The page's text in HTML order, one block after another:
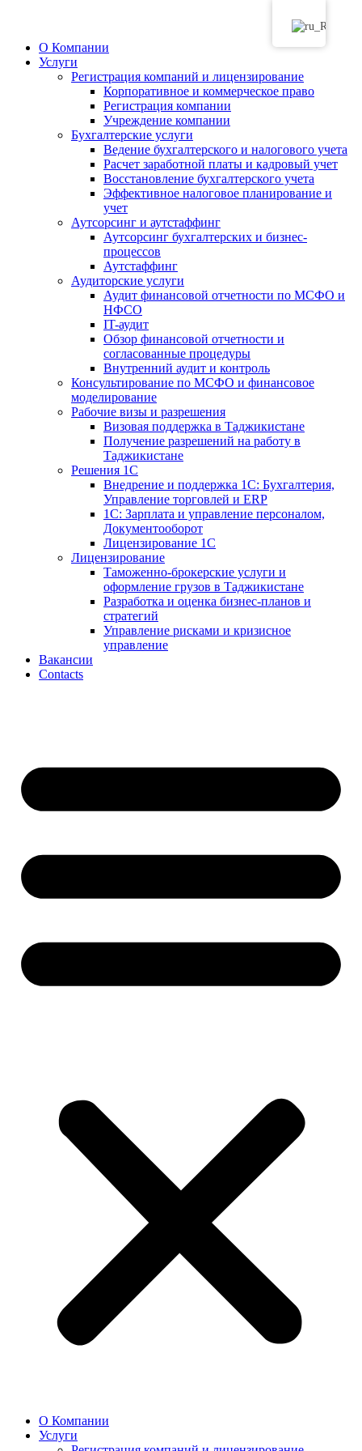
О Компании
Услуги
Регистрация компаний и лицензирование
Корпоративное и коммерческое право
Регистрация компании
Учреждение компании
Бухгалтерские услуги
Ведение бухгалтерского и налогового учета
Расчет заработной платы и кадровый учет
Восстановление бухгалтерского учета
Эффективное налоговое планирование и
учет
Аутсорсинг и аутстаффинг
Аутсорсинг бухгалтерских и бизнес-
процессов
Аутстаффинг
Аудиторские услуги
Аудит финансовой отчетности по МСФО и
НФСО
IT-аудит
Обзор финансовой отчетности и
согласованные процедуры
Внутренний аудит и контроль
Консультирование по МСФО и финансовое
моделирование
Рабочие визы и разрешения
Визовая поддержка в Таджикистане
Получение разрешений на работу в
Таджикистане
Решения 1С
Внедрение и поддержка 1С: Бухгалтерия,
Управление торговлей и ERP
1С: Зарплата и управление персоналом,
Документооборот
Лицензирование 1С
Лицензирование
Таможенно-брокерские услуги и
оформление грузов в Таджикистане
Разработка и оценка бизнес-планов и
стратегий
Управление рисками и кризисное
управление
Вакансии
Contacts
О Компании
Услуги